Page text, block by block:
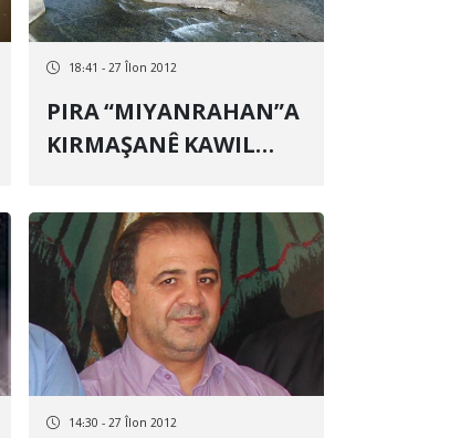
18:41 - 27 Îlon 2012
PIRA “MIYANRAHAN”A
KIRMAŞANÊ KAWIL
14:30 - 27 Îlon 2012